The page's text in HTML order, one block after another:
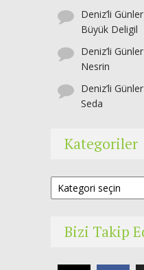
Deniz’li
Büyük Deligil
Deniz’li
Nesrin
Deniz’li
Seda
Kategoriler
Kategoriler
Bizi Takip